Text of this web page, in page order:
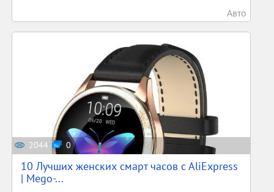
Авто
2044 0
10 Лучших женских смарт часов c AliExpress
| Mego-...